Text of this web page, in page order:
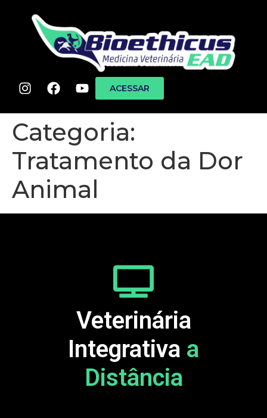
ACESSAR
Categoria:
Tratamento da Dor
Animal
Veterinária
Integrativa a
Distância